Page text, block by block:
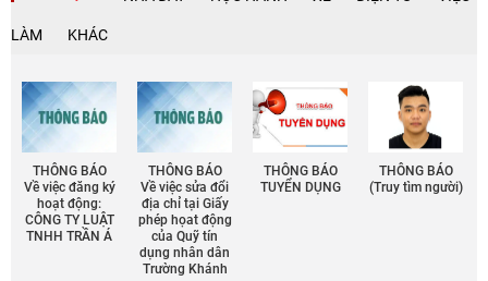
LÀM KHÁC
THÔNG BÁO
Về việc đăng ký
hoạt động:
CÔNG TY LUẬT
TNHH TRẦN Á
THÔNG BÁO
Về việc sửa đổi
địa chỉ tại Giấy
phép họat động
của Quỹ tín
dụng nhân dân
Trường Khánh
THÔNG BÁO
TUYỂN DỤNG
THÔNG BÁO
(Truy tìm người)